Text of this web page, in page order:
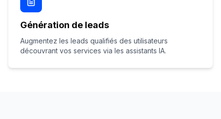
Génération de leads
Augmentez les leads qualifiés des utilisateurs
découvrant vos services via les assistants IA.